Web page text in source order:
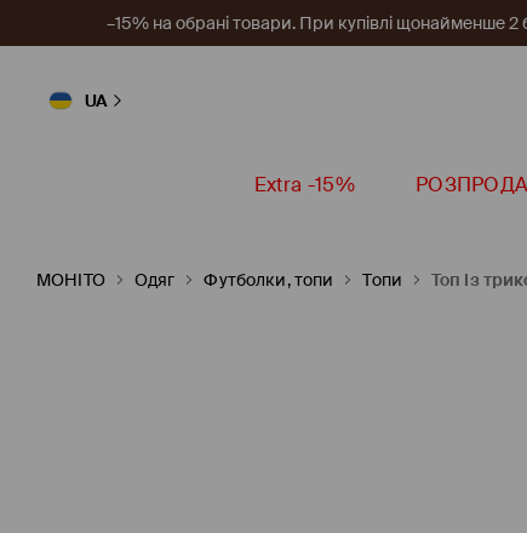
–15% на обрані товари. При купівлі щонайменше 2
UA
Extra -15%
MOHITO Одяг Футболки, топи Топи Топ із